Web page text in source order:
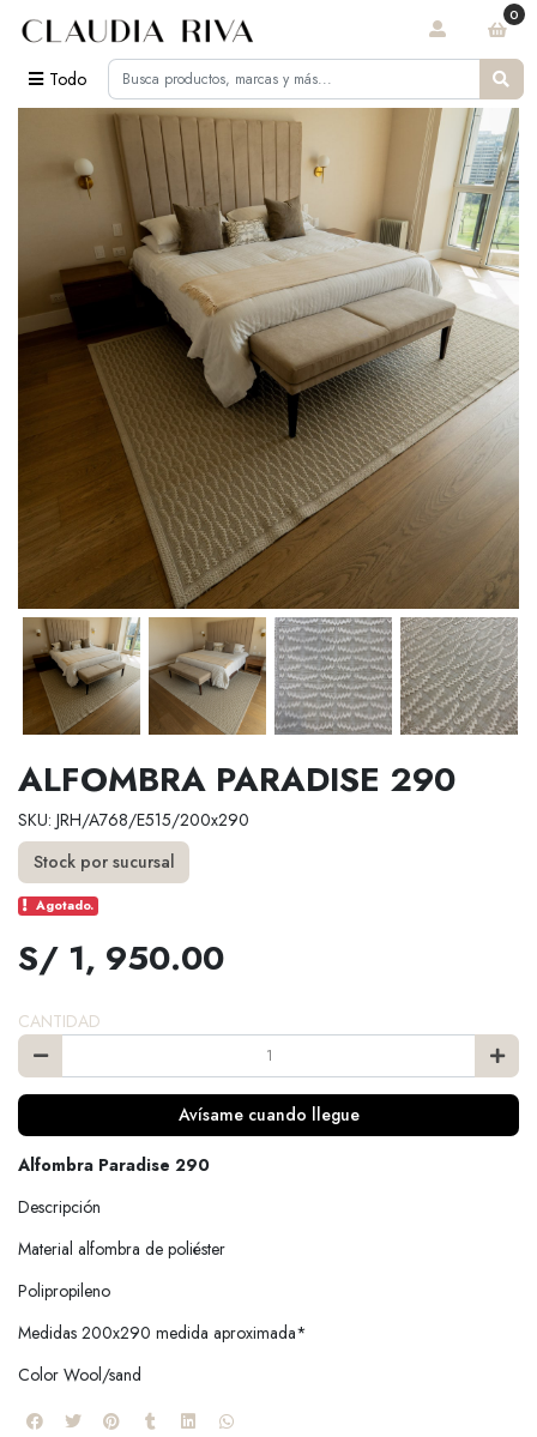
Todo
0
ALFOMBRA PARADISE 290
SKU: JRH/A768/E515/200x290
Stock por sucursal
Agotado.
S/ 1, 950.00
CANTIDAD
Avísame cuando llegue
Alfombra Paradise 290
Descripción
Material alfombra de poliéster
Polipropileno
Medidas 200x290 medida aproximada*
Color Wool/sand